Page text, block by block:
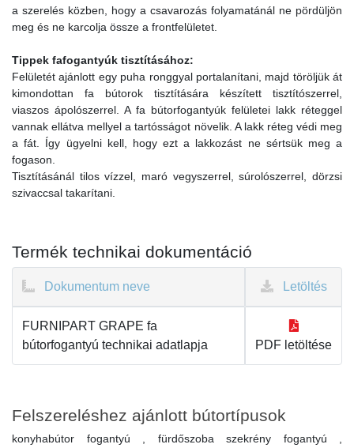
a szerelés közben, hogy a csavarozás folyamatánál ne pördüljön
meg és ne karcolja össze a frontfelületet.
Tippek fafogantyúk tisztításához:
Felületét ajánlott egy puha ronggyal portalanítani, majd töröljük át
kimondottan fa bútorok tisztítására készített tisztítószerrel,
viaszos ápolószerrel. A fa bútorfogantyúk felületei lakk réteggel
vannak ellátva mellyel a tartósságot növelik. A lakk réteg védi meg
a fát. Így ügyelni kell, hogy ezt a lakkozást ne sértsük meg a
fogason.
Tisztításánál tilos vízzel, maró vegyszerrel, súrolószerrel, dörzsi
szivaccsal takarítani.
Termék technikai dokumentáció
Dokumentum neve Letöltés
FURNIPART GRAPE fa
bútorfogantyú technikai adatlapja
PDF letöltése
Felszereléshez ajánlott bútortípusok
konyhabútor fogantyú , fürdőszoba szekrény fogantyú ,